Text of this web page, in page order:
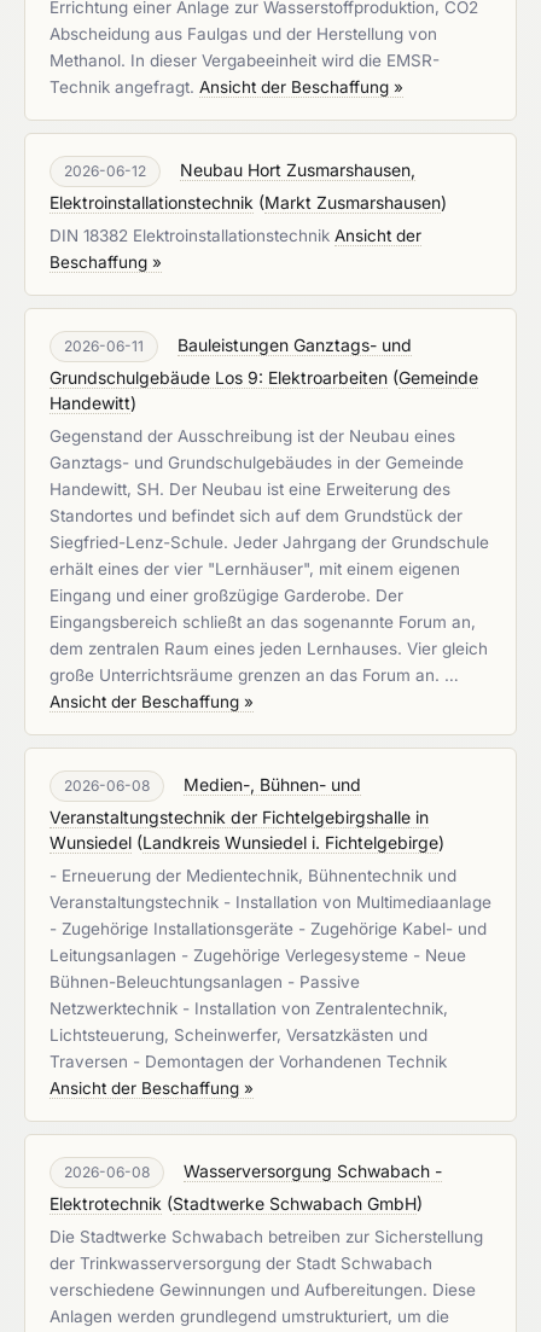
Errichtung einer Anlage zur Wasserstoffproduktion, CO2
Abscheidung aus Faulgas und der Herstellung von
Methanol. In dieser Vergabeeinheit wird die EMSR-
Technik angefragt. Ansicht der Beschaffung »
2026-06-12
Neubau Hort Zusmarshausen,
Elektroinstallationstechnik (Markt Zusmarshausen)
DIN 18382 Elektroinstallationstechnik Ansicht der
Beschaffung »
2026-06-11
Bauleistungen Ganztags- und
Grundschulgebäude Los 9: Elektroarbeiten (Gemeinde
Handewitt)
Gegenstand der Ausschreibung ist der Neubau eines
Ganztags- und Grundschulgebäudes in der Gemeinde
Handewitt, SH. Der Neubau ist eine Erweiterung des
Standortes und befindet sich auf dem Grundstück der
Siegfried-Lenz-Schule. Jeder Jahrgang der Grundschule
erhält eines der vier "Lernhäuser", mit einem eigenen
Eingang und einer großzügige Garderobe. Der
Eingangsbereich schließt an das sogenannte Forum an,
dem zentralen Raum eines jeden Lernhauses. Vier gleich
große Unterrichtsräume grenzen an das Forum an. …
Ansicht der Beschaffung »
2026-06-08
Medien-, Bühnen- und
Veranstaltungstechnik der Fichtelgebirgshalle in
Wunsiedel (Landkreis Wunsiedel i. Fichtelgebirge)
- Erneuerung der Medientechnik, Bühnentechnik und
Veranstaltungstechnik - Installation von Multimediaanlage
- Zugehörige Installationsgeräte - Zugehörige Kabel- und
Leitungsanlagen - Zugehörige Verlegesysteme - Neue
Bühnen-Beleuchtungsanlagen - Passive
Netzwerktechnik - Installation von Zentralentechnik,
Lichtsteuerung, Scheinwerfer, Versatzkästen und
Traversen - Demontagen der Vorhandenen Technik
Ansicht der Beschaffung »
2026-06-08
Wasserversorgung Schwabach -
Elektrotechnik (Stadtwerke Schwabach GmbH)
Die Stadtwerke Schwabach betreiben zur Sicherstellung
der Trinkwasserversorgung der Stadt Schwabach
verschiedene Gewinnungen und Aufbereitungen. Diese
Anlagen werden grundlegend umstrukturiert, um die